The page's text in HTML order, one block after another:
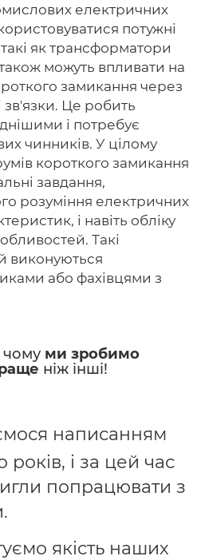
електричних
потужні
як трансформатори
можуть впливати на
замикання через
зв'язки. Це робить
і потребує
чинників. У цілому
короткого замикання
завдання,
розуміння електричних
і навіть обліку
Такі
виконуються
або фахівцями з
чому ми зробимо
ніж інші!
написанням
років, і за цей час
попрацювати з
якість наших